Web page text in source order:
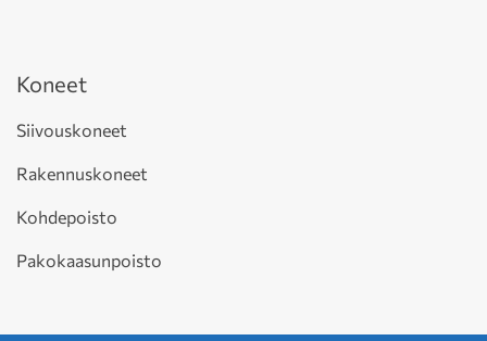
Koneet
Siivouskoneet
Rakennuskoneet
Kohdepoisto
Pakokaasunpoisto